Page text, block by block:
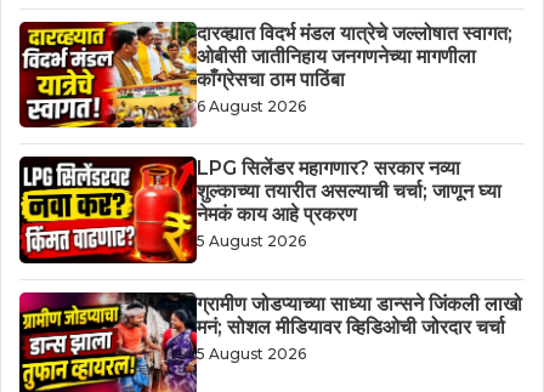
दारव्ह्यात विदर्भ मंडल यात्रेचे जल्लोषात स्वागत;
ओबीसी जातीनिहाय जनगणनेच्या मागणीला
काँग्रेसचा ठाम पाठिंबा
6 August 2026
LPG सिलेंडर महागणार? सरकार नव्या
शुल्काच्या तयारीत असल्याची चर्चा; जाणून घ्या
नेमकं काय आहे प्रकरण
5 August 2026
ग्रामीण जोडप्याच्या साध्या डान्सने जिंकली लाखो
मनं; सोशल मीडियावर व्हिडिओची जोरदार चर्चा
5 August 2026